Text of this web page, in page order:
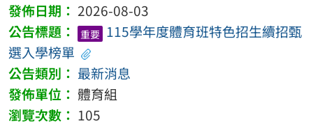
2026-08-03
重要 115學年度體育班特色招生續招甄
選入學榜單
最新消息
體育組
105